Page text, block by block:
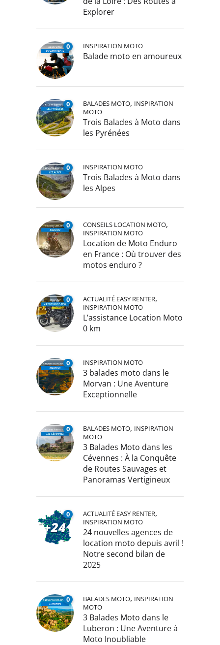
Explorer
0 INSPIRATION MOTO
Balade moto en amoureux
0 BALADES MOTO, INSPIRATION
MOTO
Trois Balades à Moto dans
les Pyrénées
0 INSPIRATION MOTO
Trois Balades à Moto dans
les Alpes
0 CONSEILS LOCATION MOTO,
INSPIRATION MOTO
Location de Moto Enduro
en France : Où trouver des
motos enduro ?
0 ACTUALITÉ EASY RENTER,
INSPIRATION MOTO
L’assistance Location Moto
0 km
0 INSPIRATION MOTO
3 balades moto dans le
Morvan : Une Aventure
Exceptionnelle
0 BALADES MOTO, INSPIRATION
MOTO
3 Balades Moto dans les
Cévennes : À la Conquête
de Routes Sauvages et
Panoramas Vertigineux
0 ACTUALITÉ EASY RENTER,
INSPIRATION MOTO
24 nouvelles agences de
location moto depuis avril !
Notre second bilan de
2025
0 BALADES MOTO, INSPIRATION
MOTO
3 Balades Moto dans le
Luberon : Une Aventure à
Moto Inoubliable